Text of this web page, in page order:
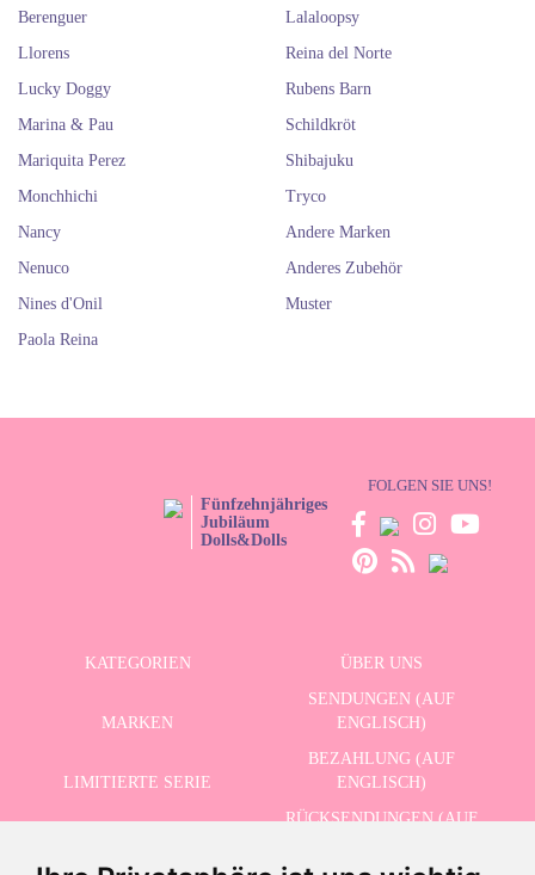
Berenguer
Lalaloopsy
Llorens
Lucky Doggy
Marina & Pau
Mariquita Perez
Monchhichi
Nancy
Nenuco
Nines d'Onil
Paola Reina
Reina del Norte
Rubens Barn
Schildkröt
Shibajuku
Tryco
Andere Marken
Anderes Zubehör
Muster
Fünfzehnjähriges
Jubiläum
Dolls&Dolls
FOLGEN SIE UNS!
KATEGORIEN ÜBER UNS
MARKEN
SENDUNGEN (AUF
ENGLISCH)
LIMITIERTE SERIE
BEZAHLUNG (AUF
ENGLISCH)
RÜCKSENDUNGEN (AUF